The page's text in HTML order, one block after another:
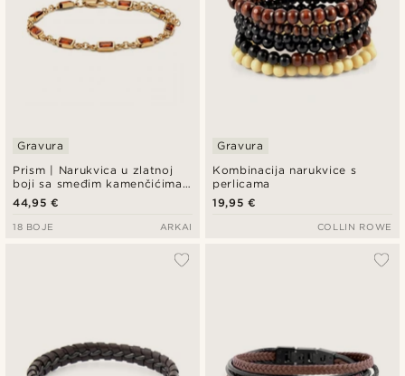
Prism | Narukvica u zlatnoj
boji sa smeđim kamenčićima
od kristalnog stakla
Gravura
44,95 €
18 BOJE ARKAI
Kombinacija narukvice s
perlicama
Gravura
19,95 €
COLLIN ROWE